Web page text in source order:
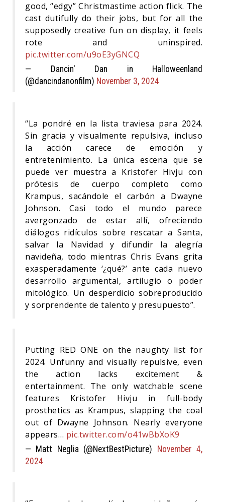
good, “edgy” Christmastime action flick. The
cast dutifully do their jobs, but for all the
supposedly creative fun on display, it feels
rote and uninspired.
pic.twitter.com/u9oE3yGNCQ
— Dancin' Dan in Halloweenland
(@dancindanonfilm) November 3, 2024
“La pondré en la lista traviesa para 2024.
Sin gracia y visualmente repulsiva, incluso
la acción carece de emoción y
entretenimiento. La única escena que se
puede ver muestra a Kristofer Hivju con
prótesis de cuerpo completo como
Krampus, sacándole el carbón a Dwayne
Johnson. Casi todo el mundo parece
avergonzado de estar allí, ofreciendo
diálogos ridículos sobre rescatar a Santa,
salvar la Navidad y difundir la alegría
navideña, todo mientras Chris Evans grita
exasperadamente ‘¿qué?’ ante cada nuevo
desarrollo argumental, artilugio o poder
mitológico. Un desperdicio sobreproducido
y sorprendente de talento y presupuesto”.
Putting RED ONE on the naughty list for
2024. Unfunny and visually repulsive, even
the action lacks excitement &
entertainment. The only watchable scene
features Kristofer Hivju in full-body
prosthetics as Krampus, slapping the coal
out of Dwayne Johnson. Nearly everyone
appears… pic.twitter.com/o41wBbXoK9
— Matt Neglia (@NextBestPicture)
November 4,
2024